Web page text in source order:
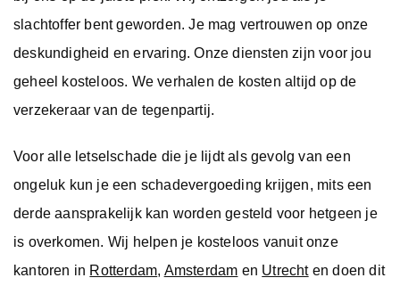
slachtoffer bent geworden. Je mag vertrouwen op onze
deskundigheid en ervaring. Onze diensten zijn voor jou
geheel kosteloos. We verhalen de kosten altijd op de
verzekeraar van de tegenpartij.
Voor alle letselschade die je lijdt als gevolg van een
ongeluk kun je een schadevergoeding krijgen, mits een
derde aansprakelijk kan worden gesteld voor hetgeen je
is overkomen. Wij helpen je kosteloos vanuit onze
kantoren in Rotterdam, Amsterdam en Utrechten doen dit